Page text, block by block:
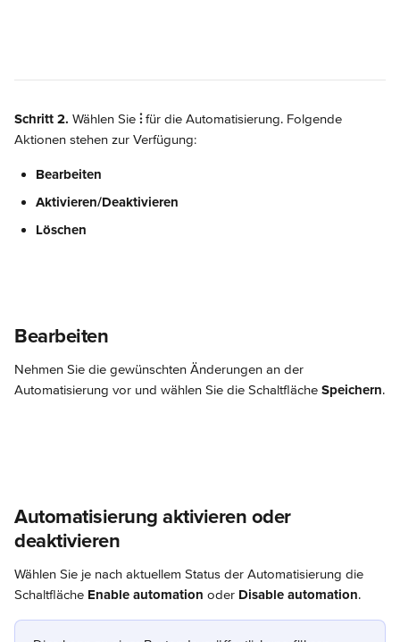
Schritt 2. Wählen Sie ⫶ für die Automatisierung. Folgende
Aktionen stehen zur Verfügung:
Bearbeiten
Aktivieren/Deaktivieren
Löschen
Bearbeiten
Nehmen Sie die gewünschten Änderungen an der
Automatisierung vor und wählen Sie die Schaltfläche Speichern.
Automatisierung aktivieren oder
deaktivieren
Wählen Sie je nach aktuellem Status der Automatisierung die
Schaltfläche Enable automation oder Disable automation.